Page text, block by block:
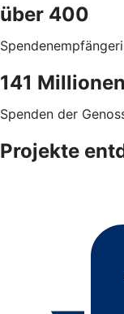
über 400
141
Spenden der
Projekte